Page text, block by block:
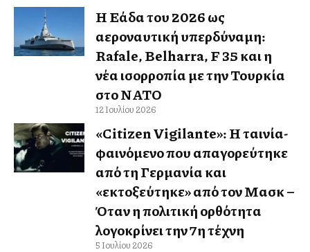
Η Ελλάδα του 2026 ως
αεροναυτική υπερδύναμη:
Rafale, Belharra, F 35 και η
νέα ισορροπία με την Τουρκία
στο ΝΑΤΟ
12 Ιουλίου 2026
«Citizen Vigilante»: Η ταινία-
φαινόμενο που απαγορεύτηκε
από τη Γερμανία και
«εκτοξεύτηκε» από τον Μασκ –
Όταν η πολιτική ορθότητα
λογοκρίνει την 7η τέχνη
5 Ιουλίου 2026